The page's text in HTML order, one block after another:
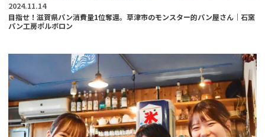
2024.11.14
目指せ！滋賀県パン消費量1位奪還。草津市のモンスター的パン屋さん｜石窯
パン工房ポルボロン